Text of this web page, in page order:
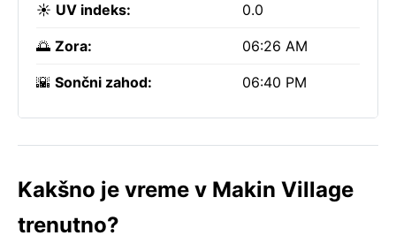
☀️ UV indeks: 0.0
🌅 Zora: 06:26 AM
🌇 Sončni zahod: 06:40 PM
Kakšno je vreme v Makin Village
trenutno?